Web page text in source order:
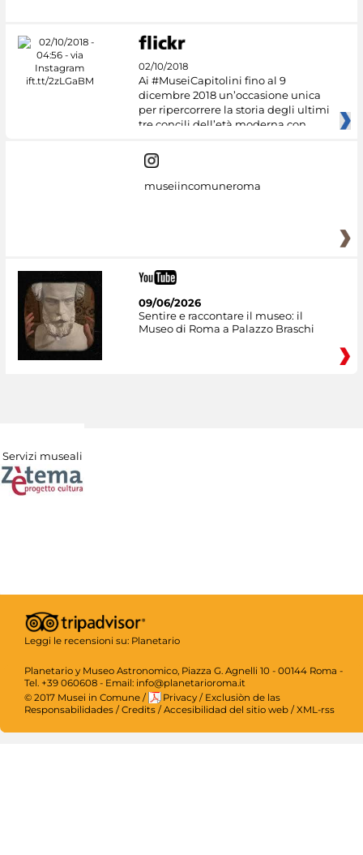
02/10/2018
Ai #MuseiCapitolini fino al 9
dicembre 2018 un’occasione unica
per ripercorrere la storia degli ultimi
tre concili dell’età moderna con
museiincomuneroma
09/06/2026
Sentire e raccontare il museo: il
Museo di Roma a Palazzo Braschi
Servizi museali
Leggi le recensioni su: Planetario
Planetario y Museo Astronomico, Piazza G. Agnelli 10 - 00144 Roma -
Tel. +39 060608 - Email: info@planetarioroma.it
© 2017 Musei in Comune / Privacy / Exclusiòn de las
Responsabilidades /Credits /Accesibilidad del sitio web /XML-rss